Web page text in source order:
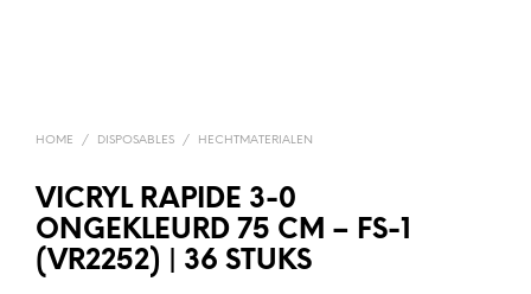
HOME / DISPOSABLES / HECHTMATERIALEN
VICRYL RAPIDE 3-0
ONGEKLEURD 75 CM – FS-1
(VR2252) | 36 STUKS